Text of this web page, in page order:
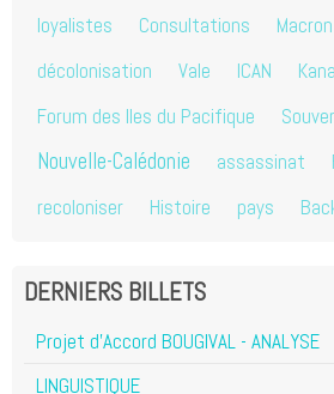
loyalistes Consultations Macron
décolonisation
Vale ICAN
Forum des Iles du Pacifique
Nouvelle-Calédonie assassinat
recoloniser
Histoire pays
DERNIERS BILLETS
Projet d'Accord BOUGIVAL - ANALYSE
LINGUISTIQUE